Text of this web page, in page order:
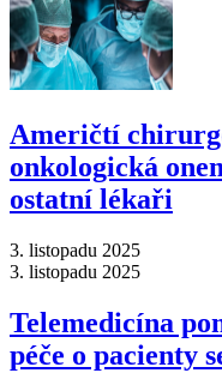
Američtí
onkologická
ostatní lékaři
3. listopadu 2025
3. listopadu 2025
Telemedicína
péče o pacienty